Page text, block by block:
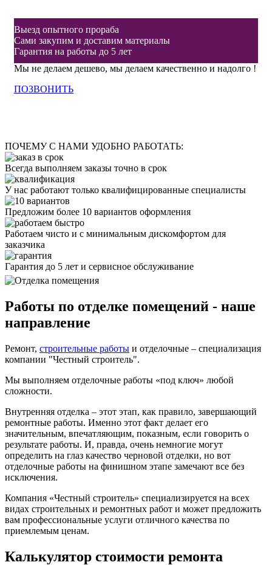
Выезд опытного прораба
Сами закупим и доставим материалы
Гарантия на работы до 5 лет
Мы не делаем дешево, мы делаем качественно и надолго !
ПОЗВОНИТЬ
ПОЧЕМУ С НАМИ УДОБНО РАБОТАТЬ:
Всегда выполняем заказы точно в срок
У нас работают только квалифицированные специалисты
Предложим более 10 вариантов оформления
Работаем чисто и с минимальным дискомфортом для
заказчика
Гарантия до 5 лет и сервисное обслуживание
Работы по отделке помещений - наше
направление
Ремонт, строительные работы и отделочные – специализация
компании "Честный строитель".
Мы выполняем отделочные работы «под ключ» любой
сложности.
Внутренняя отделка – этот этап, как правило, завершающий
ремонтные работы. Именно этот факт делает его
значительным, впечатляющим, показным, если говорить о
результате работы. И, правда, очень немногие могут
определить на глаз качество черновой отделки, но вот
отделочные работы на финишном этапе замечают все без
исключения.
Компания «Честный строитель» специализируется на всех
видах строительных и ремонтных работ и может предложить
вам профессиональные услуги отличного качества по
приемлемым ценам.
Калькулятор стоимости ремонта